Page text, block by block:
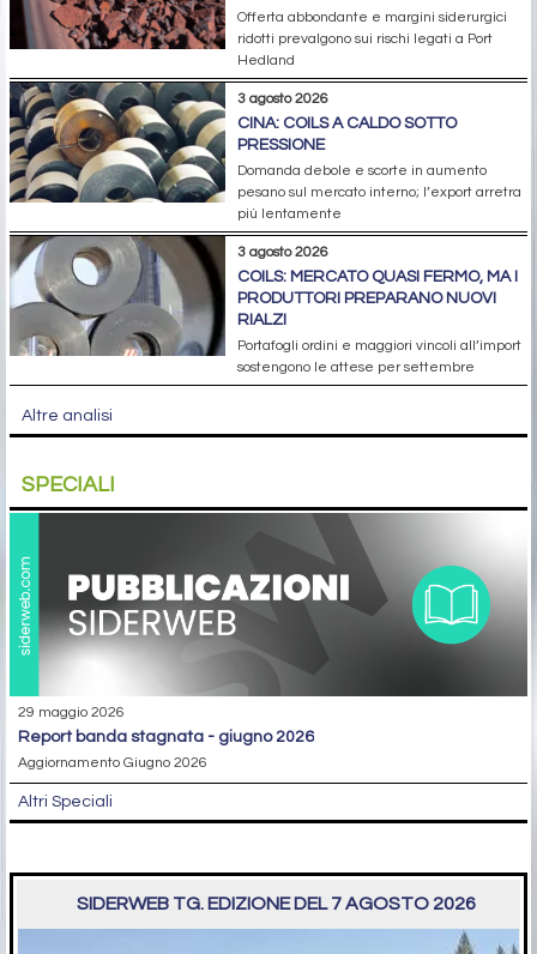
Offerta abbondante e margini siderurgici
ridotti prevalgono sui rischi legati a Port
Hedland
3 agosto 2026
CINA: COILS A CALDO SOTTO
PRESSIONE
Domanda debole e scorte in aumento
pesano sul mercato interno; l’export arretra
più lentamente
3 agosto 2026
COILS: MERCATO QUASI FERMO, MA I
PRODUTTORI PREPARANO NUOVI
RIALZI
Portafogli ordini e maggiori vincoli all’import
sostengono le attese per settembre
Altre analisi
SPECIALI
29 maggio 2026
report banda stagnata - giugno 2026
Aggiornamento Giugno 2026
Altri Speciali
SIDERWEB TG. EDIZIONE DEL 7 AGOSTO 2026